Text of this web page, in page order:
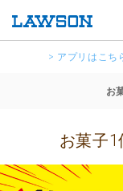
> アプリはこち
お
お菓子